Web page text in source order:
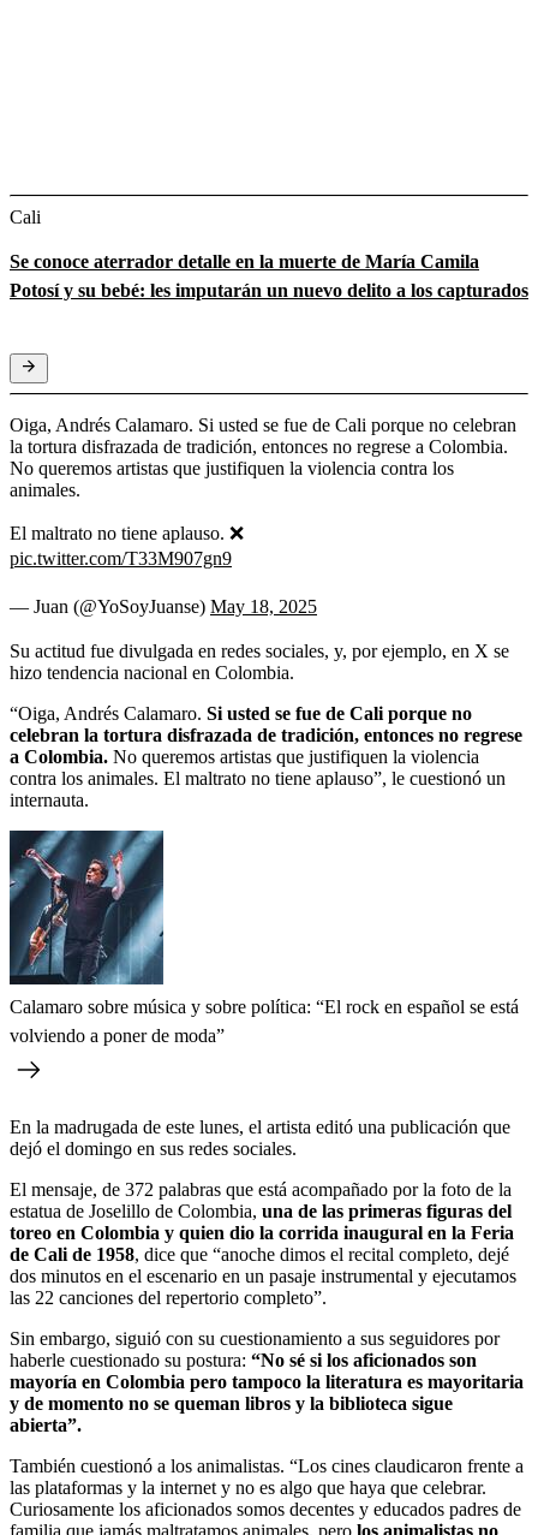
Cali
Se conoce aterrador detalle en la muerte de María Camila
Potosí y su bebé: les imputarán un nuevo delito a los capturados
Oiga, Andrés Calamaro. Si usted se fue de Cali porque no celebran
la tortura disfrazada de tradición, entonces no regrese a Colombia.
No queremos artistas que justifiquen la violencia contra los
animales.
El maltrato no tiene aplauso. ❌
pic.twitter.com/T33M907gn9
— Juan (@YoSoyJuanse) May 18, 2025
Su actitud fue divulgada en redes sociales, y, por ejemplo, en X se
hizo tendencia nacional en Colombia.
“Oiga, Andrés Calamaro. Si usted se fue de Cali porque no
celebran la tortura disfrazada de tradición, entonces no regrese
a Colombia. No queremos artistas que justifiquen la violencia
contra los animales. El maltrato no tiene aplauso”, le cuestionó un
internauta.
Calamaro sobre música y sobre política: “El rock en español se está
volviendo a poner de moda”
En la madrugada de este lunes, el artista editó una publicación que
dejó el domingo en sus redes sociales.
El mensaje, de 372 palabras que está acompañado por la foto de la
estatua de Joselillo de Colombia, una de las primeras figuras del
toreo en Colombia y quien dio la corrida inaugural en la Feria
de Cali de 1958, dice que “anoche dimos el recital completo, dejé
dos minutos en el escenario en un pasaje instrumental y ejecutamos
las 22 canciones del repertorio completo”.
Sin embargo, siguió con su cuestionamiento a sus seguidores por
haberle cuestionado su postura: “No sé si los aficionados son
mayoría en Colombia pero tampoco la literatura es mayoritaria
y de momento no se queman libros y la biblioteca sigue
abierta”.
También cuestionó a los animalistas. “Los cines claudicaron frente a
las plataformas y la internet y no es algo que haya que celebrar.
Curiosamente los aficionados somos decentes y educados padres de
familia que jamás maltratamos animales, pero los animalistas no